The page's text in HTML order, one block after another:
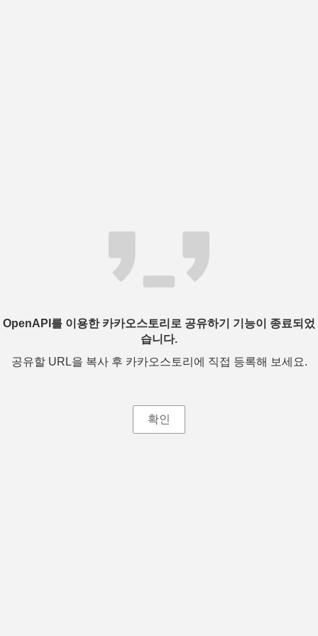
OpenAPI를 이용한 카카오스토리로 공유하기 기능이 종료되었
습니다.
공유할 URL을 복사 후 카카오스토리에 직접 등록해 보세요.
확인